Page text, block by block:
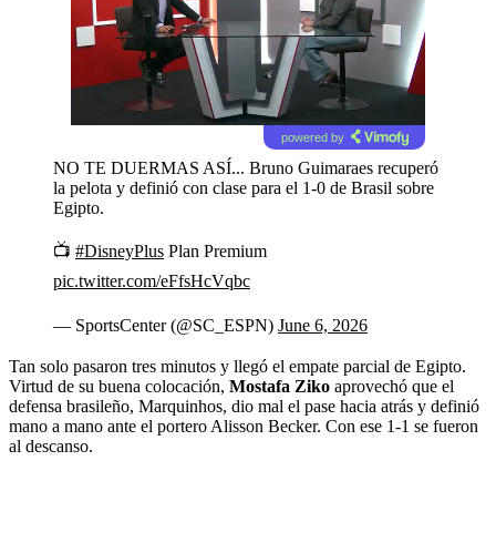
powered by
NO TE DUERMAS ASÍ... Bruno Guimaraes recuperó
la pelota y definió con clase para el 1-0 de Brasil sobre
Egipto.
📺 #DisneyPlus Plan Premium
pic.twitter.com/eFfsHcVqbc
— SportsCenter (@SC_ESPN) June 6, 2026
Tan solo pasaron tres minutos y llegó el empate parcial de Egipto.
Virtud de su buena colocación, Mostafa Ziko aprovechó que el
defensa brasileño, Marquinhos, dio mal el pase hacia atrás y definió
mano a mano ante el portero Alisson Becker. Con ese 1-1 se fueron
al descanso.